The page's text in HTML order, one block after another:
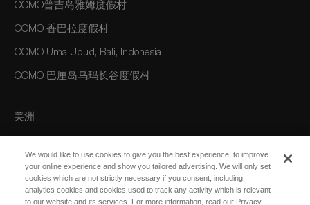
COMO普吉岛雅姆度假村
COMO 香巴拉度假村
COMO Uma Ubud, Bali, Indonesia
COMO 巴厘岛乌玛长谷度假村
美洲
澳大利亚/大洋洲
We would like to use cookies to give you the best experience, to improve
your online experience and show you tailored advertising. We will only set
cookies which are not strictly necessary if you consent, including
analytics cookies and cookies used to track any activity which is relevant
to our website and its services. For more information, read our Privacy